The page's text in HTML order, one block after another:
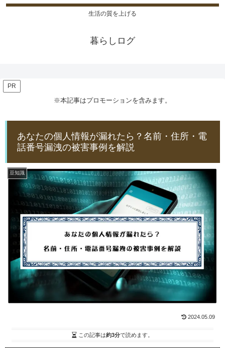
生活の質を上げる
暮らしログ
PR
※本記事はプロモーションを含みます。
あなたの個人情報が漏れたら？名前・住所・電
話番号漏洩の被害事例を解説
豆知識
2024.05.09
この記事は約3分で読めます。